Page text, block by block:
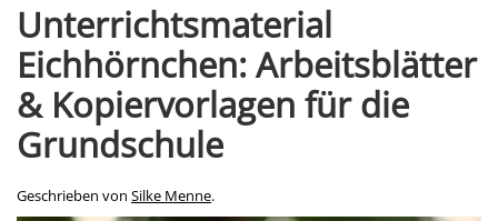
Unterrichtsmaterial
Eichhörnchen: Arbeitsblätter
& Kopiervorlagen für die
Grundschule
Geschrieben von Silke Menne.